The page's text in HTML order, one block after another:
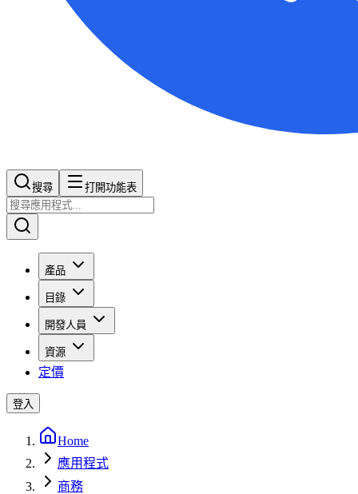
搜尋​​​​ 打開功能表
產品
目錄
開發人員
資源
定價
登入
Home
應用程式
商務